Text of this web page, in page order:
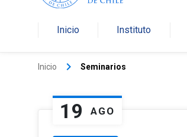
Inicio Instituto
Inicio keyboard_arrow_right Seminarios
19 AGO